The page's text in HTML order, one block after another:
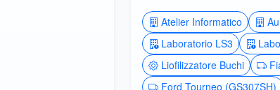
Atelier Informatico
Laboratorio LS3
Liofilizzatore Buchi
Ford Tourneo (GS307SH)